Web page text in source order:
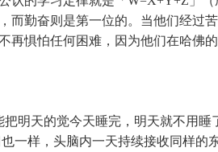
勤奋则是第一位的。当他们经过
再惧怕任何困难，因为他们在哈佛
天的觉今天睡完，明天就不用睡
一样，头脑内一天持续接收同样的